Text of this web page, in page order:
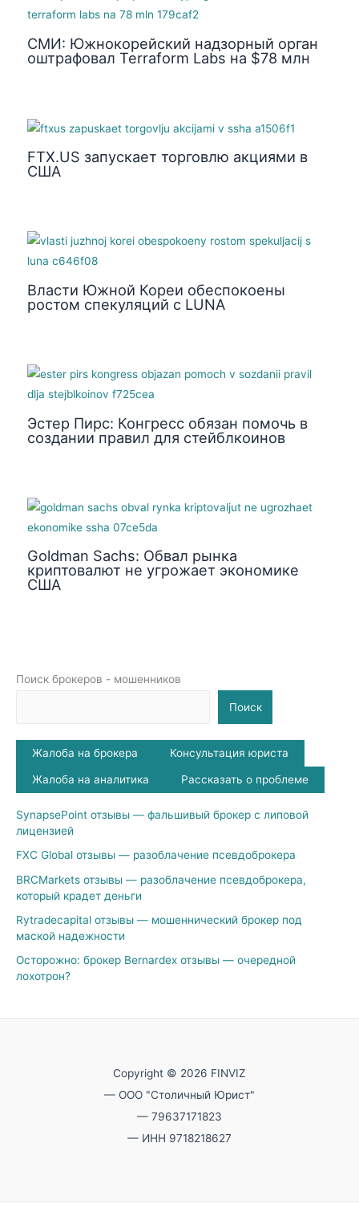
Поиск брокеров - мошенников
Поиск
Жалоба на брокера Консультация юриста
Жалоба на аналитика Рассказать о проблеме
SynapsePoint отзывы — фальшивый брокер с липовой
лицензией
FXC Global отзывы — разоблачение псевдоброкера
BRCMarkets отзывы — разоблачение псевдоброкера,
который крадет деньги
Rytradecapital отзывы — мошеннический брокер под
маской надежности
Осторожно: брокер Bernardex отзывы — очередной
лохотрон?
СМИ: Южнокорейский надзорный орган
оштрафовал Terraform Labs на $78 млн
FTX.US запускает торговлю акциями в
США
Власти Южной Кореи обеспокоены
ростом спекуляций с LUNA
Эстер Пирс: Конгресс обязан помочь в
создании правил для стейблкоинов
Goldman Sachs: Обвал рынка
криптовалют не угрожает экономике
США
Copyright © 2026 FINVIZ
— ООО "Столичный Юрист"
— 79637171823
— ИНН 9718218627